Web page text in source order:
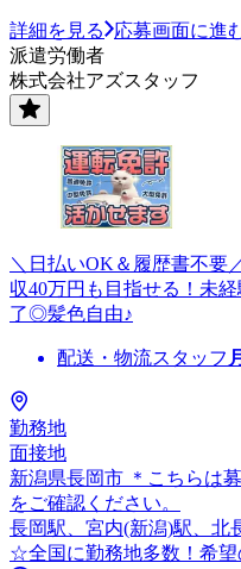
詳細を見る
応募画面に進
派遣労働者
株式会社アズスタッフ
＼日払いOK＆履歴書不要
収40万円も目指せる！未
了◎髪色自由♪
配送・物流スタッフ
勤務地
面接地
新潟県長岡市 ＊こちらは
をご確認ください。
長岡駅、宮内(新潟)駅、北
☆全国に勤務地多数！希